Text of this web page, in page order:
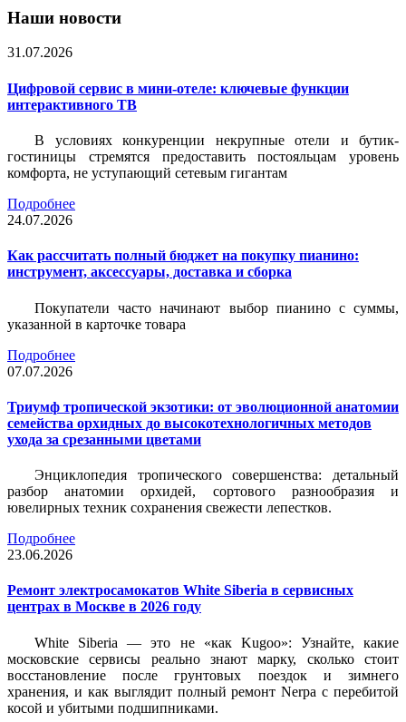
Наши новости
31.07.2026
Цифровой сервис в мини-отеле: ключевые функции
интерактивного ТВ
В условиях конкуренции некрупные отели и бутик-
гостиницы стремятся предоставить постояльцам уровень
комфорта, не уступающий сетевым гигантам
Подробнее
24.07.2026
Как рассчитать полный бюджет на покупку пианино:
инструмент, аксессуары, доставка и сборка
Покупатели часто начинают выбор пианино с суммы,
указанной в карточке товара
Подробнее
07.07.2026
Триумф тропической экзотики: от эволюционной анатомии
семейства орхидных до высокотехнологичных методов
ухода за срезанными цветами
Энциклопедия тропического совершенства: детальный
разбор анатомии орхидей, сортового разнообразия и
ювелирных техник сохранения свежести лепестков.
Подробнее
23.06.2026
Ремонт электросамокатов White Siberia в сервисных
центрах в Москве в 2026 году
White Siberia — это не «как Kugoo»: Узнайте, какие
московские сервисы реально знают марку, сколько стоит
восстановление после грунтовых поездок и зимнего
хранения, и как выглядит полный ремонт Nerpa с перебитой
косой и убитыми подшипниками.